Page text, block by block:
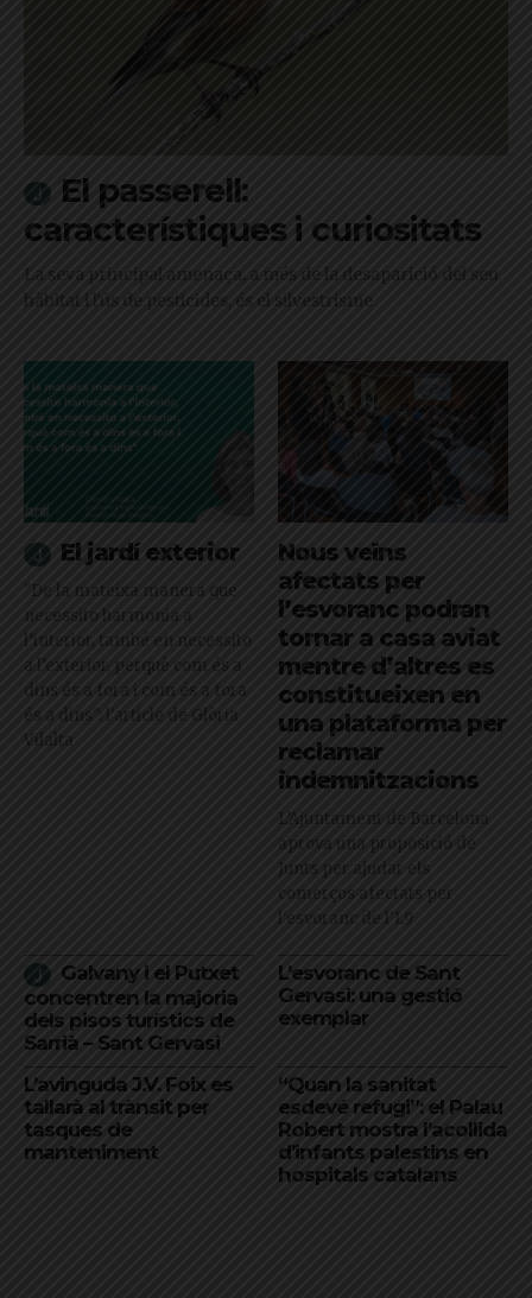
El passerell:
característiques i curiositats
La seva principal amenaça, a més de la desaparició del seu
hàbitat i l'ús de pesticides, és el silvestrisme
El jardí exterior
"De la mateixa manera que
necessito harmonia a
l’interior, també en necessito
a l’exterior, perquè com és a
dins és a fora i com és a fora
és a dins": l'article de Glòria
Vilalta
Nous veïns
afectats per
l’esvoranc podran
tornar a casa aviat
mentre d’altres es
constitueixen en
una plataforma per
reclamar
indemnitzacions
L’Ajuntament de Barcelona
aprova una proposició de
Junts per ajudar els
comerços afectats per
l'esvoranc de l'L9
Galvany i el Putxet
concentren la majoria
dels pisos turístics de
Sarrià – Sant Gervasi
L’esvoranc de Sant
Gervasi: una gestió
exemplar
L’avinguda J.V. Foix es
tallarà al trànsit per
tasques de
manteniment
“Quan la sanitat
esdevé refugi”: el Palau
Robert mostra l’acollida
d’infants palestins en
hospitals catalans